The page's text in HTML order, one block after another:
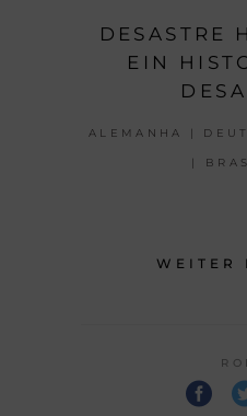
DESASTRE
EIN
ALEMANHA |
|
WEITER